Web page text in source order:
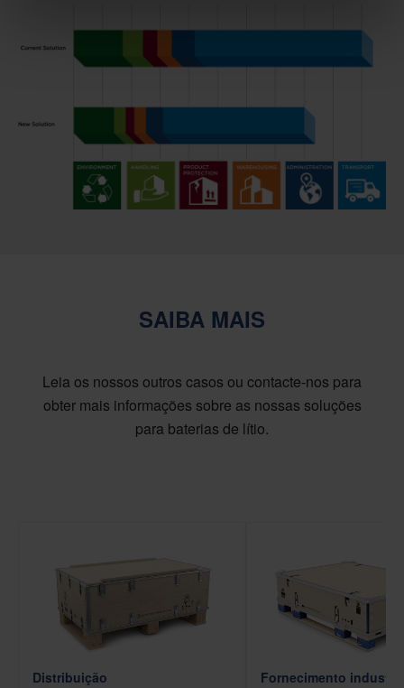
SAIBA MAIS
Leia os nossos outros casos ou contacte-nos para
obter mais informações sobre as nossas soluções
para baterias de lítio.
Distribuição Fornecimento